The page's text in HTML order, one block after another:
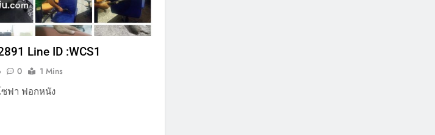
Line ID :WCS1
0
1 Mins
ซฟา ฟอกหนัง